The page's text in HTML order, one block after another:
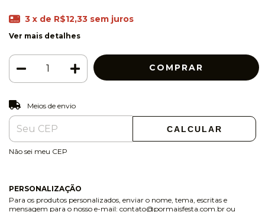
3 x de R$12,33 sem juros
Ver mais detalhes
Entregas para o CEP:
Meios de envio
CALCULAR
Não sei meu CEP
PERSONALIZAÇÃO
Para os produtos personalizados, enviar o nome, tema, escritas e
mensagem para o nosso e-mail: contato@pormaisfesta.com.br ou